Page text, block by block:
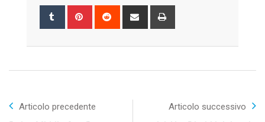
Tumblr Pinterest Reddit
Share
Articolo precedente Articolo successivo